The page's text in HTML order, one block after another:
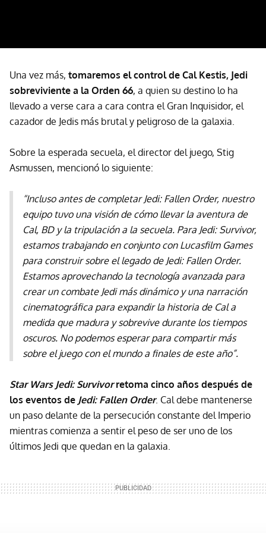
Una vez más, tomaremos el control de Cal Kestis, Jedi
sobreviviente a la Orden 66, a quien su destino lo ha
llevado a verse cara a cara contra el Gran Inquisidor, el
cazador de Jedis más brutal y peligroso de la galaxia.
Sobre la esperada secuela, el director del juego, Stig
Asmussen, mencionó lo siguiente:
“Incluso antes de completar Jedi: Fallen Order, nuestro
equipo tuvo una visión de cómo llevar la aventura de
Cal, BD y la tripulación a la secuela. Para Jedi: Survivor,
estamos trabajando en conjunto con Lucasfilm Games
para construir sobre el legado de Jedi: Fallen Order.
Estamos aprovechando la tecnología avanzada para
crear un combate Jedi más dinámico y una narración
cinematográfica para expandir la historia de Cal a
medida que madura y sobrevive durante los tiempos
oscuros. No podemos esperar para compartir más
sobre el juego con el mundo a finales de este año”.
Star Wars Jedi: Survivorretoma cinco años después de
los eventos de Jedi: Fallen Order. Cal debe mantenerse
un paso delante de la persecución constante del Imperio
mientras comienza a sentir el peso de ser uno de los
últimos Jedi que quedan en la galaxia.